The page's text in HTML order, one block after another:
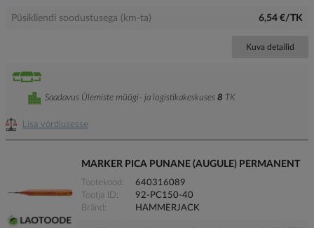
Püsikliendi soodustusega (km-ta) 6,54 €/TK
Kuva detailid
Lisa võrdlusesse
Saadavus Ülemiste müügi- ja logistikakeskuses 8 TK
MARKER PICA PUNANE (AUGULE) PERMANENT
Tootekood
640316089
Tootja ID
92-PC150-40
Bränd
HAMMERJACK